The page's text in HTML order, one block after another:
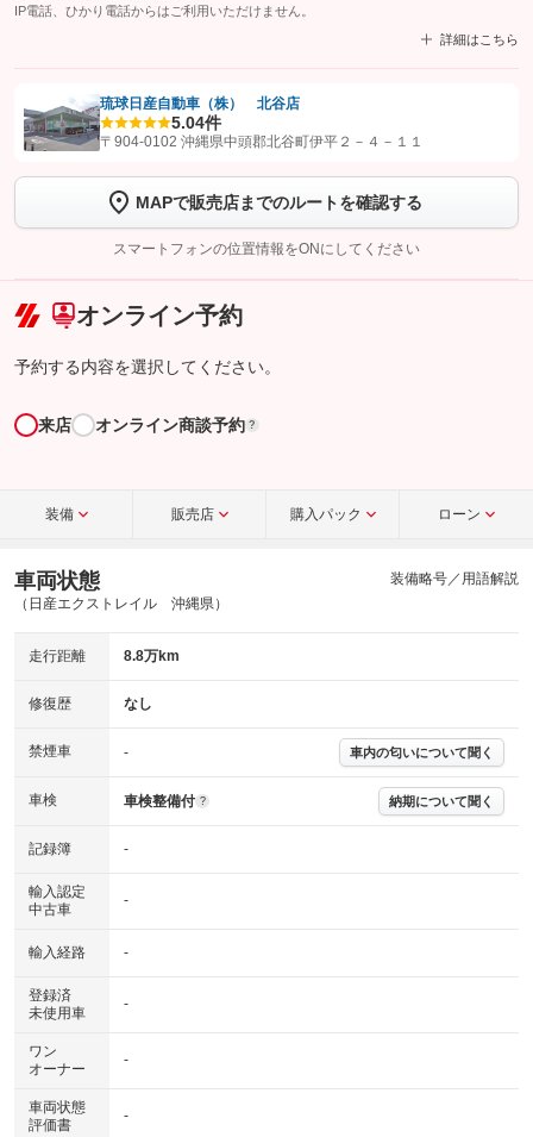
IP電話、ひかり電話からはご利用いただけません。
詳細はこちら
【STEP1】認証画面でグーネットを友だち追加してから「許可する」ボタンを押
トーク画面で
ボタンをタップして問い合わせを
完了してください。
こちら
琉球日産自動車（株） 北谷店
5.04件
〒904-0102 沖縄県中頭郡北谷町伊平２－４－１１
MAPで販売店までのルートを確認する
スマートフォンの位置情報をONにしてください
オンライン予約
予約する内容を選択してください。
来店 オンライン商談予約 ?
装備 販売店 購入パック ローン
車両状態
（日産エクストレイル 沖縄県）
装備略号／用語解説
走行距離 8.8万km
修復歴 なし
禁煙車 - 車内の匂いについて聞く
車検 車検整備付 ? 納期について聞く
記録簿 -
輸入認定
中古車
-
輸入経路 -
登録済
未使用車
-
ワン
オーナー
-
車両状態
評価書
-